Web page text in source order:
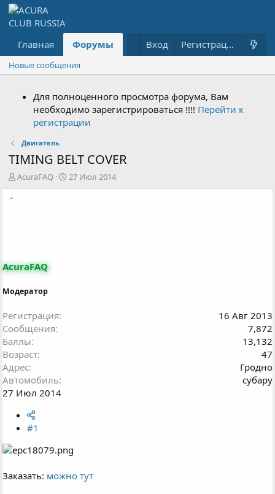
Главная Форумы Что нового? Гараж
Вход Регистрация
Новые сообщения
Для полноценного просмотра форума, Вам
необходимо зарегистрироваться !!!! Перейти к
регистрации
Двигатель
TIMING BELT COVER
А
в
ы
AcuraFAQ
Д
а
27 Июл 2014
AcuraFAQ
Модератор
Регистрация
16 Авг 2013
Сообщения
7,872
Баллы
13,132
Возраст
47
Адрес
Гродно
Автомобиль
субару
27 Июл 2014
#1
Заказать: можно тут